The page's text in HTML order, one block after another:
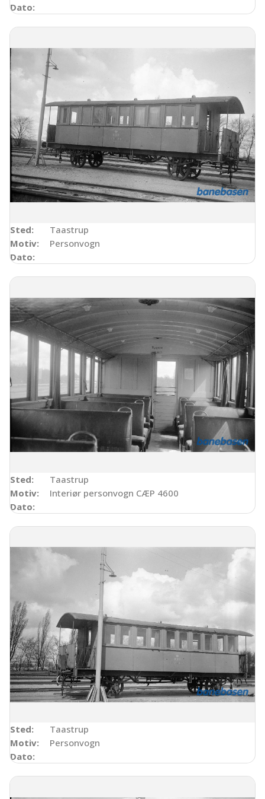
Dato:
Sted:
Taastrup
Motiv:
Personvogn
Dato:
Sted:
Taastrup
Motiv:
Interiør personvogn CÆP 4600
Dato:
Sted:
Taastrup
Motiv:
Personvogn
Dato: